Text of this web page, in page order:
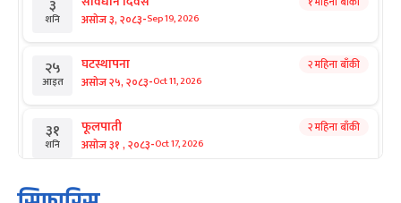
३
शनि असोज ३, २०८३-Sep 19, 2026
२५
आइत
घटस्थापना
असोज २५, २०८३-Oct 11, 2026
२ महिना बाँकी
३१
शनि
फूलपाती
असोज ३१ , २०८३-Oct 17, 2026
२ महिना बाँकी
१ कार्तिक सङ्क्रान्ति